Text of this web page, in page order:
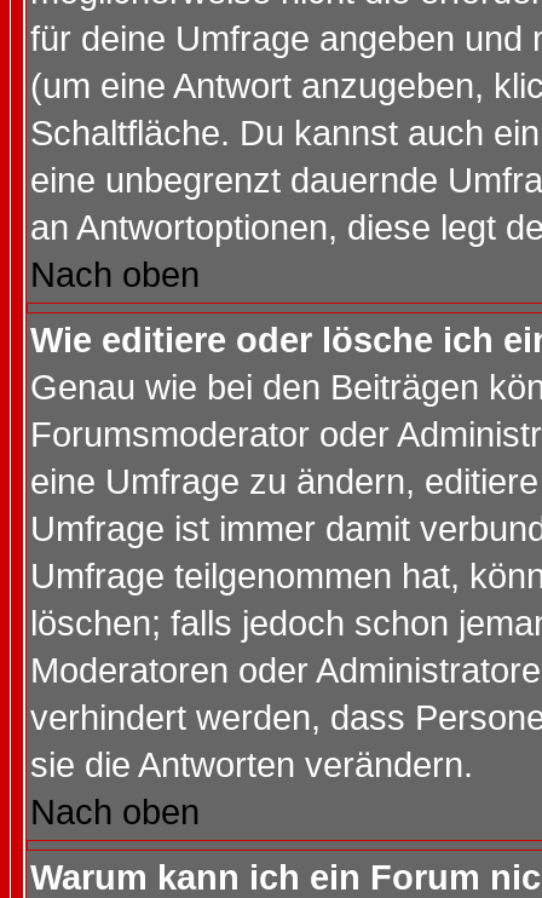
für deine Umfrage angeben und
(um eine Antwort anzugeben,
Schaltfläche. Du kannst auch
eine unbegrenzt dauernde
an Antwortoptionen, diese legt
Nach oben
Wie editiere oder lösche ich
Genau wie bei den Beiträgen
Forumsmoderator oder
eine Umfrage zu ändern,
Umfrage ist immer damit
Umfrage teilgenommen hat,
löschen; falls jedoch schon
Moderatoren oder
verhindert werden, dass
sie die Antworten verändern.
Nach oben
Warum kann ich ein Forum